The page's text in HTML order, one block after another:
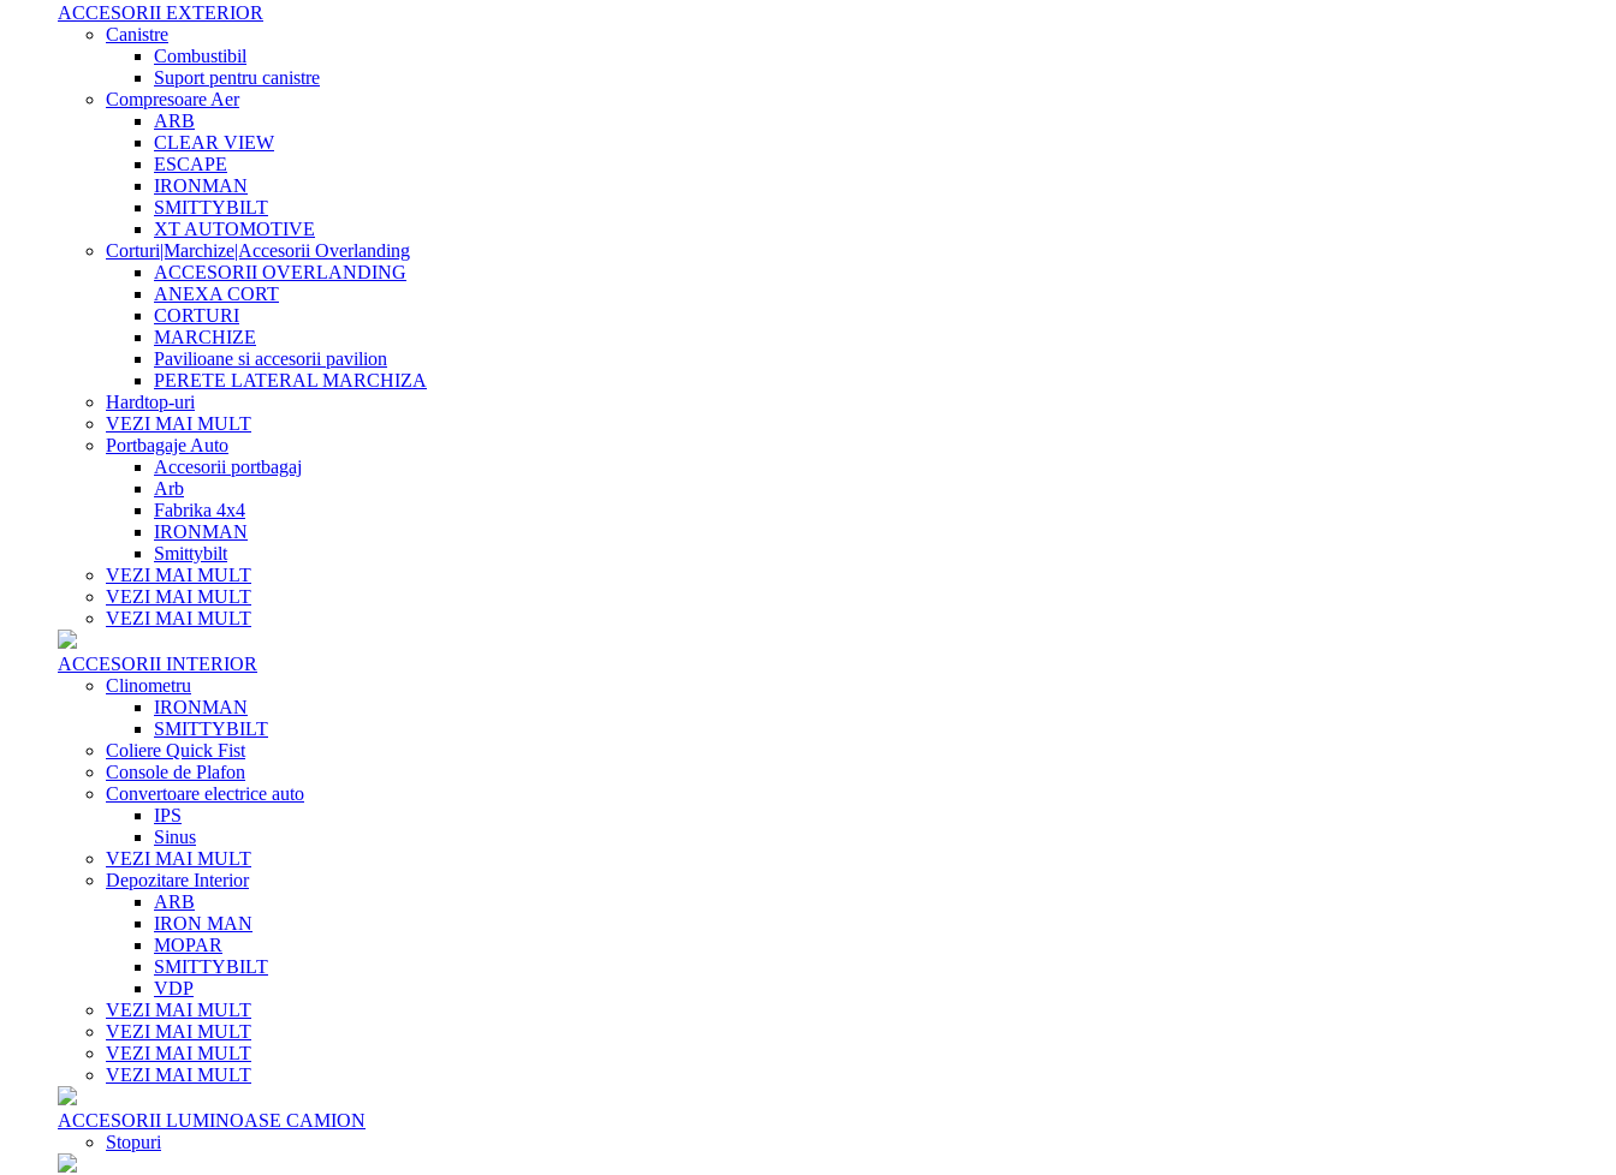
ACCESORII EXTERIOR
Canistre
Combustibil
Suport pentru canistre
Compresoare Aer
ARB
CLEAR VIEW
ESCAPE
IRONMAN
SMITTYBILT
XT AUTOMOTIVE
Corturi|Marchize|Accesorii Overlanding
ACCESORII OVERLANDING
ANEXA CORT
CORTURI
MARCHIZE
Pavilioane si accesorii pavilion
PERETE LATERAL MARCHIZA
Hardtop-uri
VEZI MAI MULT
Portbagaje Auto
Accesorii portbagaj
Arb
Fabrika 4x4
IRONMAN
Smittybilt
VEZI MAI MULT
VEZI MAI MULT
VEZI MAI MULT
ACCESORII INTERIOR
Clinometru
IRONMAN
SMITTYBILT
Coliere Quick Fist
Console de Plafon
Convertoare electrice auto
IPS
Sinus
VEZI MAI MULT
Depozitare Interior
ARB
IRON MAN
MOPAR
SMITTYBILT
VDP
VEZI MAI MULT
VEZI MAI MULT
VEZI MAI MULT
VEZI MAI MULT
ACCESORII LUMINOASE CAMION
Stopuri